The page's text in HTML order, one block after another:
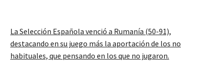
La Selección Española venció a Rumanía (50-91),
destacando en su juego más la aportación de los no
habituales, que pensando en los que no jugaron.